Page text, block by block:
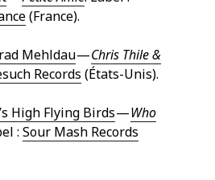
(France).
Mehldau—Chris Thile &
Records (États-Unis).
High Flying Birds—Who
:Sour Mash Records